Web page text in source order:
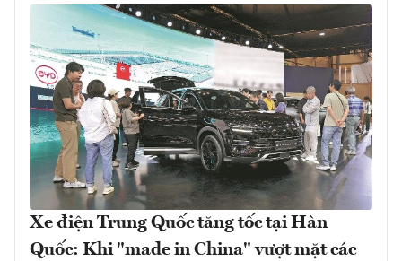
Xe điện Trung Quốc tăng tốc tại Hàn
Quốc: Khi "made in China" vượt mặt các